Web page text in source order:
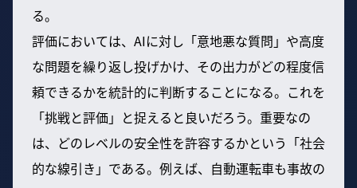
る。
評価においては、AIに対し「意地悪な質問」や高度
な問題を繰り返し投げかけ、その出力がどの程度信
頼できるかを統計的に判断することになる。これを
「挑戦と評価」と捉えると良いだろう。重要なの
は、どのレベルの安全性を許容するかという「社会
的な線引き」である。例えば、自動運転車も事故の